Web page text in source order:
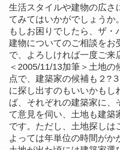
生活スタイルや建物の広さ
てみてはいかがでしょうか。
もしお困りでしたら、ザ・
建物についてのご相談をお
で、よろしければ一度ご来
＜2005/11/13加筆＞土地
点で、建築家の候補も２?
に探し出すのもいいかもし
ば、それぞれの建築家に、
て意見を伺い、土地も建築
です。ただし、土地探しは
よっては年単位の時間がか